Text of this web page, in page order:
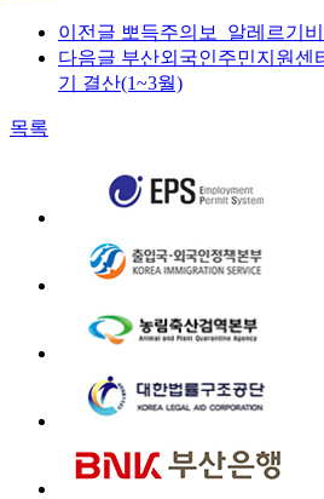
이전글 뽀득주의보_알레르기
다음글 부산외국인주민지원센
기 결산(1~3월)
목록